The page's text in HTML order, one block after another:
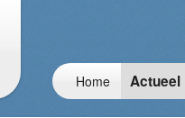
Home Actueel